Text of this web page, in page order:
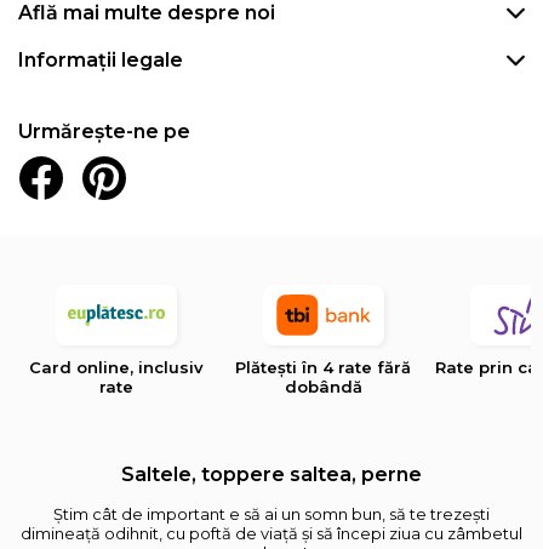
Află mai multe despre noi
Informații legale
Urmărește-ne pe
Card online, inclusiv
rate
Plătești în 4 rate fără
dobândă
Rate prin
Saltele, toppere saltea, perne
Știm cât de important e să ai un somn bun, să te trezești
dimineață odihnit, cu poftă de viață și să începi ziua cu zâmbetul